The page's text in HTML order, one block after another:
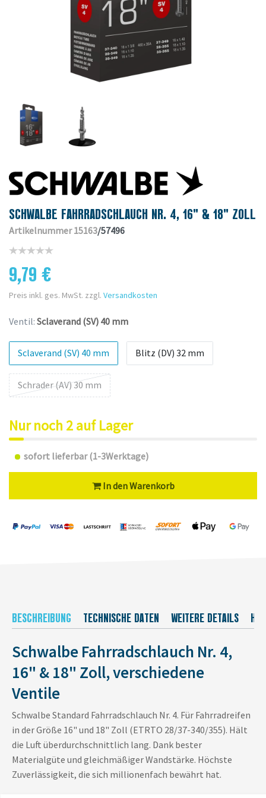
SCHWALBE FAHRRADSCHLAUCH NR. 4, 16" & 18" ZOLL
Artikelnummer 15163/57496
9,79 €
Preis inkl. ges. MwSt. zzgl. Versandkosten
Ventil: Sclaverand (SV) 40 mm
Sclaverand (SV) 40 mm Blitz (DV) 32 mm
Schrader (AV) 30 mm
Nur noch 2 auf Lager
sofort lieferbar (1-3Werktage)
In den Warenkorb
BESCHREIBUNG TECHNISCHE DATEN WEITERE DETAILS
Schwalbe Fahrradschlauch Nr. 4,
16" & 18" Zoll, verschiedene
Ventile
Schwalbe Standard Fahrradschlauch Nr. 4. Für Fahrradreifen
in der Größe 16" und 18" Zoll (ETRTO 28/37-340/355). Hält
die Luft überdurchschnittlich lang. Dank bester
Materialgüte und gleichmäßiger Wandstärke. Höchste
Zuverlässigkeit, die sich millionenfach bewährt hat.